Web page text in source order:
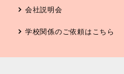
会社説明会
学校関係のご依頼はこちら